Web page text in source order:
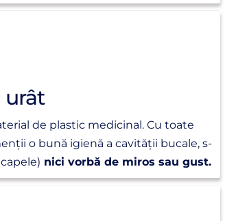
urât
de plastic medicinal. Cu toate
o bună igienă a cavității bucale, s-
nici vorbă de miros sau gust.